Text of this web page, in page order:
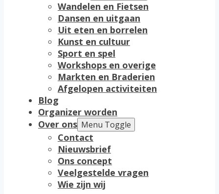
Wandelen en Fietsen
Dansen en uitgaan
Uit eten en borrelen
Kunst en cultuur
Sport en spel
Workshops en overige
Markten en Braderien
Afgelopen activiteiten
Blog
Organizer worden
Over ons Menu Toggle
Contact
Nieuwsbrief
Ons concept
Veelgestelde vragen
Wie zijn wij